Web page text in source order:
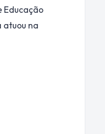
Educação
atuou na